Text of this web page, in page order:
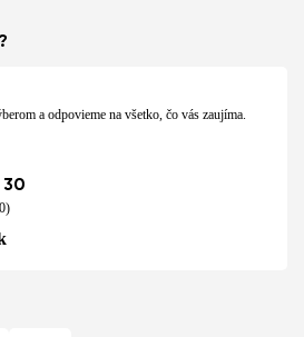
a odpovieme na všetko, čo vás zaujíma.
30